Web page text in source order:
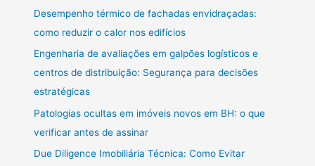
Desempenho térmico de fachadas envidraçadas:
como reduzir o calor nos edifícios
Engenharia de avaliações em galpões logísticos e
centros de distribuição: Segurança para decisões
estratégicas
Patologias ocultas em imóveis novos em BH: o que
verificar antes de assinar
Due Diligence Imobiliária Técnica: Como Evitar